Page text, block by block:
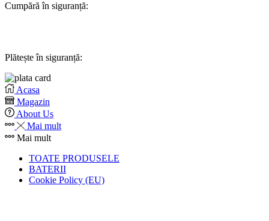
Cumpără în siguranță:
Plătește în siguranță:
Acasa
Magazin
About Us
Mai mult
Mai mult
TOATE PRODUSELE
BATERII
Cookie Policy (EU)